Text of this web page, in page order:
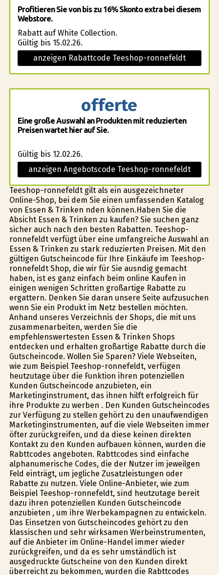
Profitieren Sie von bis zu 16% Skonto extra bei diesem
Webstore.
Rabatt auf White Collection.
Gültig bis 15.02.26.
anzeigen Rabattcode Teeshop-ronnefeldt
offerte
Eine große Auswahl an Produkten mit reduzierten
Preisen wartet hier auf Sie.
Gültig bis 12.02.26.
anzeigen Angebotscode Teeshop-ronnefeldt
Teeshop-ronnefeldt gilt als ein ausgezeichneter
Online-Shop, bei dem Sie einen umfassenden Katalog
von Essen & Trinken finden können.Haben Sie die
Absicht Essen & Trinken zu kaufen? Sie suchen ganz
sicher auch nach den besten Rabatten. Teeshop-
ronnefeldt verfügt über eine umfangreiche Auswahl an
Essen & Trinken zu stark reduzierten Preisen. Mit den
gültigen Gutscheincode für Ihre Einkäufe im Teeshop-
ronnefeldt Shop, die wir für Sie ausfindig gemacht
haben, ist es ganz einfach beim online Kaufen in
einigen wenigen Schritten großartige Rabatte zu
ergattern. Denken Sie daran unsere Seite aufzusuchen
wenn Sie ein Produkt im Netz bestellen möchten.
Anhand unseres Verzeichnis der Shops, die mit uns
zusammenarbeiten, werden Sie die
empfehlenswertesten Essen & Trinken Shops
entdecken und erhalten großartige Rabatte durch die
Gutscheincode. Wollen Sie Sparen? Viele Webseiten,
wie zum Beispiel Teeshop-ronnefeldt, verfügen
heutzutage über die Funktion ihren potenziellen
Kunden Gutscheincode anzubieten, ein
Marketinginstrument, das ihnen hilft erfolgreich für
ihre Produkte zu werben . Den Kunden Gutscheincodes
zur Verfügung zu stellen gehört zu den unaufwendigen
Marketinginstrumenten, auf die viele Webseiten immer
öfter zurückgreifen, und da diese keinen direkten
Kontakt zu den Kunden aufbauen können, wurden die
Rabttcodes angeboten. Rabttcodes sind einfache
alphanumerische Codes, die der Nutzer im jeweilgen
Feld einträgt, um jegliche Zusatzleistungen oder
Rabatte zu nutzen. Viele Online-Anbieter, wie zum
Beispiel Teeshop-ronnefeldt, sind heutzutage bereit
dazu ihren potenziellen Kunden Gutscheincode
anzubieten , um ihre Werbekampagnen zu entwickeln.
Das Einsetzen von Gutscheincodes gehört zu den
klassischen und sehr wirksamen Werbeinstrumenten,
auf die Anbieter im Online-Handel immer wieder
zurückgreifen, und da es sehr umständlich ist
ausgedruckte Gutscheine von den Kunden direkt
überreicht zu bekommen, wurden die Rabttcodes